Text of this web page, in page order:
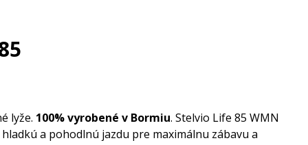
lyže. 100% vyrobené v Bormiu. Stelvio Life 85 WMN
a pohodlnú jazdu pre maximálnu zábavu a